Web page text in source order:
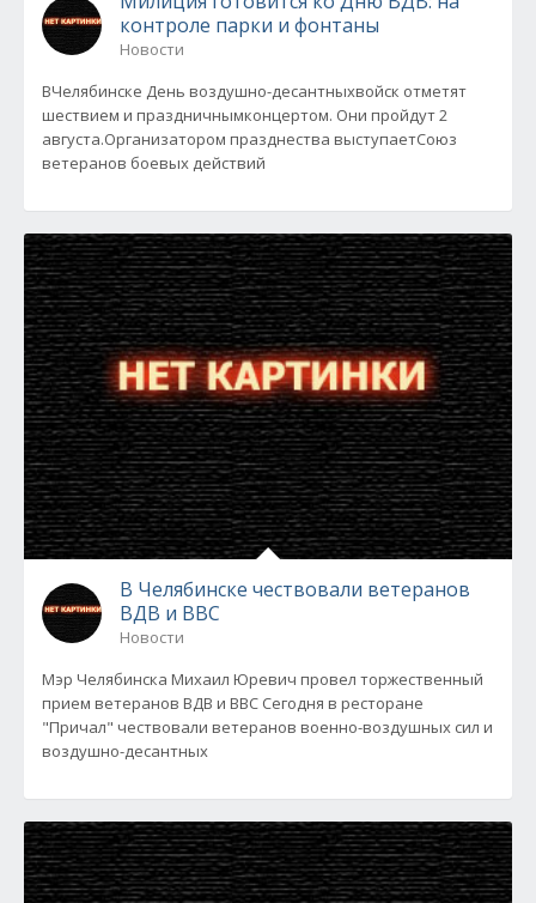
контроле парки и фонтаны
Новости
ВЧелябинске День воздушно-десантныхвойск отметят
шествием и праздничнымконцертом. Они пройдут 2
августа.Организатором празднества выступаетСоюз
ветеранов боевых действий
В Челябинске чествовали ветеранов
ВДВ и ВВС
Новости
Мэр Челябинска Михаил Юревич провел торжественный
прием ветеранов ВДВ и ВВС Сегодня в ресторане
"Причал" чествовали ветеранов военно-воздушных сил и
воздушно-десантных